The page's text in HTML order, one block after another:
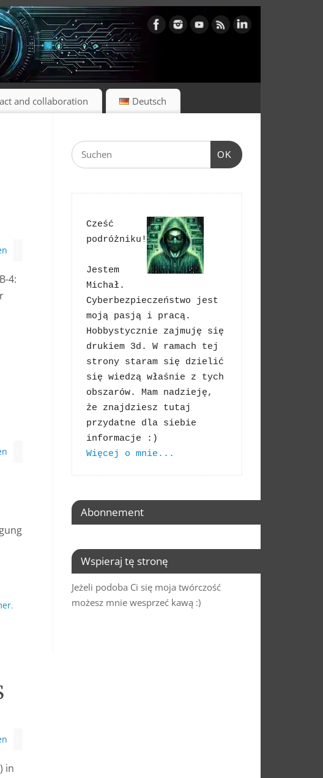
and collaboration Deutsch
4:
,
in
OK
Cześć
podróżniku!
Jestem
Michał.
Cyberbezpieczeństwo jest
moją pasją i pracą.
Hobbystycznie zajmuję się
drukiem 3d. W ramach tej
strony staram się dzielić
się wiedzą właśnie z tych
obszarów. Mam nadzieję,
że znajdziesz tutaj
przydatne dla siebie
Więcej o mnie...
Abonnement
Wspieraj tę stronę
Jeżeli podoba Ci się moja twórczość
możesz mnie wesprzeć kawą :)